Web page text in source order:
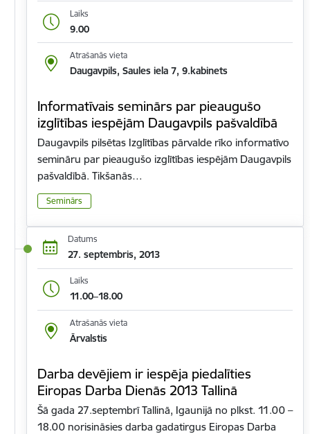
Laiks
9.00
Atrašanās vieta
Daugavpils, Saules iela 7, 9.kabinets
Informatīvais seminārs par pieaugušo
izglītības iespējām Daugavpils pašvaldībā
Daugavpils pilsētas Izglītības pārvalde rīko informatīvo
semināru par pieaugušo izglītības iespējām Daugavpils
pašvaldībā. Tikšanās…
Seminārs
Datums
27. septembris, 2013
Laiks
11.00–18.00
Atrašanās vieta
Ārvalstis
Darba devējiem ir iespēja piedalīties
Eiropas Darba Dienās 2013 Tallinā
Šā gada 27.septembrī Tallinā, Igaunijā no plkst. 11.00 –
18.00 norisināsies darba gadatirgus Eiropas Darba